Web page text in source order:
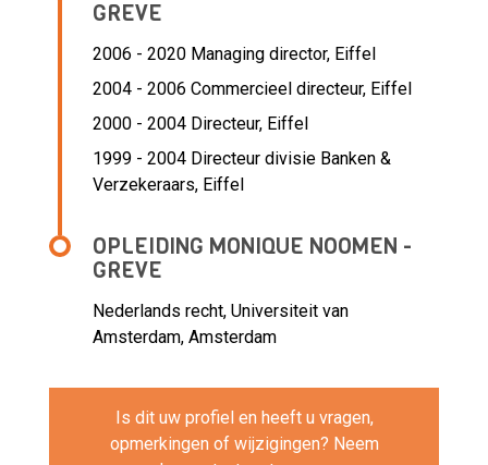
GREVE
2006 - 2020 Managing director, Eiffel
2004 - 2006 Commercieel directeur, Eiffel
2000 - 2004 Directeur, Eiffel
1999 - 2004 Directeur divisie Banken &
Verzekeraars, Eiffel
OPLEIDING MONIQUE NOOMEN -
GREVE
Nederlands recht, Universiteit van
Amsterdam, Amsterdam
Is dit uw profiel en heeft u vragen,
opmerkingen of wijzigingen? Neem